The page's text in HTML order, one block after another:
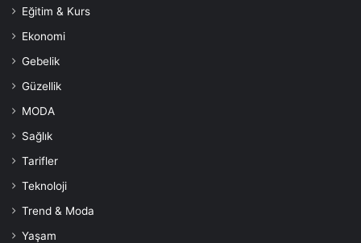
Eğitim & Kurs
Ekonomi
Gebelik
Güzellik
MODA
Sağlık
Tarifler
Teknoloji
Trend & Moda
Yaşam